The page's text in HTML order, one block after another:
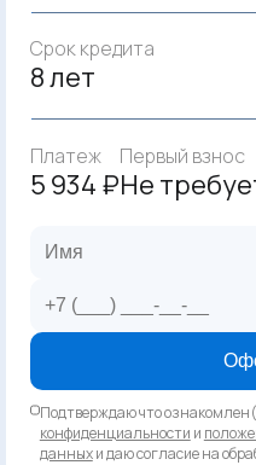
Срок кредита
8 лет
Платеж
5 934 ₽
Первый взнос
Не
Подтверждаю что
конфиденциальности и
данныхи даю согласие на